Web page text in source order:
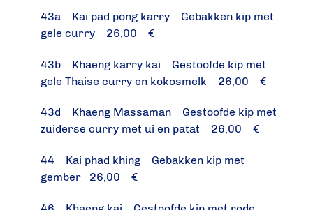
43a Kai pad pong karry Gebakken kip met
gele curry 26,00 €
43b Khaeng karry kai Gestoofde kip met
gele Thaise curry en kokosmelk 26,00 €
43d Khaeng Massaman Gestoofde kip met
zuiderse curry met ui en patat 26,00 €
44 Kai phad khing Gebakken kip met
gember 26,00 €